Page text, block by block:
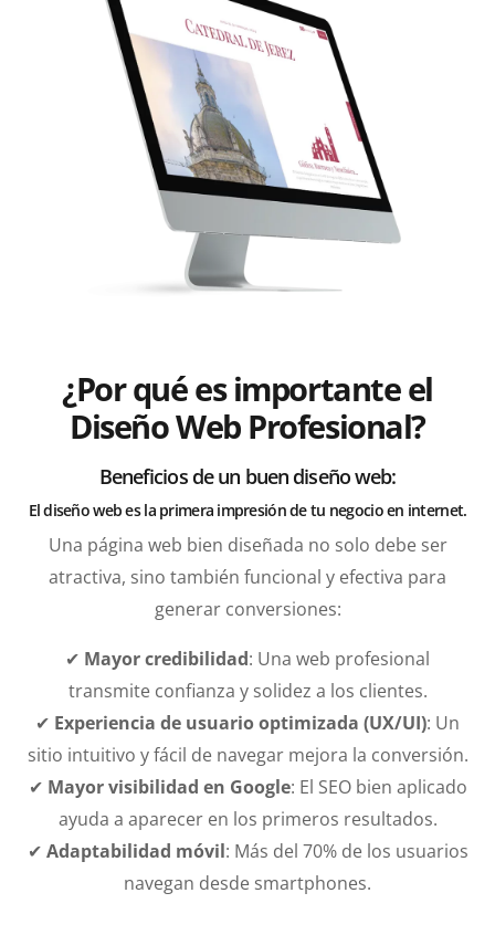
¿Por qué es importante el
Diseño Web Profesional?
Beneficios de un buen diseño web:
El diseño web es la primera impresión de tu negocio en internet.
Una página web bien diseñada no solo debe ser
atractiva, sino también funcional y efectiva para
generar conversiones:
✔ Mayor credibilidad: Una web profesional
transmite confianza y solidez a los clientes.
✔ Experiencia de usuario optimizada (UX/UI): Un
sitio intuitivo y fácil de navegar mejora la conversión.
✔ Mayor visibilidad en Google: El SEO bien aplicado
ayuda a aparecer en los primeros resultados.
✔ Adaptabilidad móvil: Más del 70% de los usuarios
navegan desde smartphones.